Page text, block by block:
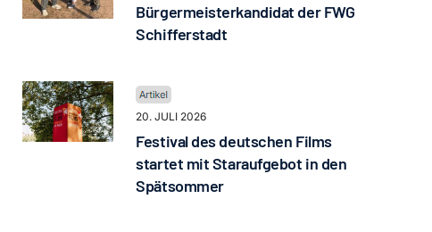
Bürgermeisterkandidat der FWG
Schifferstadt
20. JULI 2026
Festival des deutschen Films
startet mit Staraufgebot in den
Spätsommer